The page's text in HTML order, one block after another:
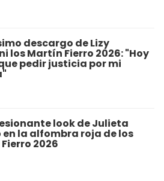
descargo de Lizy
los Martín Fierro 2026: "Hoy
pedir justicia por mi
look de Julieta
en la alfombra roja de los
2026